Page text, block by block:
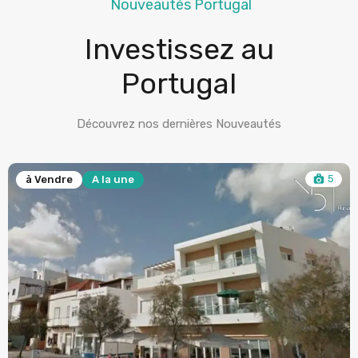
Nouveautés Portugal
Investissez au
Portugal
Découvrez nos dernières Nouveautés
à Vendre 5